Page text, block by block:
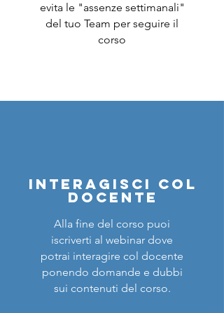
evita le "assenze settimanali"
del tuo Team per seguire il
corso
INTERAGISCI COL
DOCENTE
Alla fine del corso puoi
iscriverti al webinar dove
potrai interagire col docente
ponendo domande e dubbi
sui contenuti del corso.